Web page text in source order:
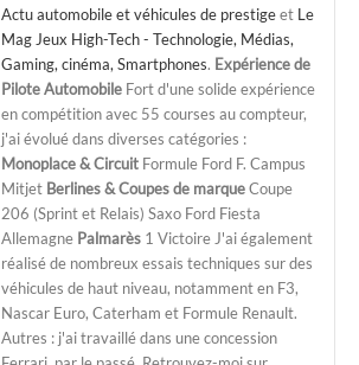
Actu automobile et véhicules de prestigeet Le
Mag Jeux High-Tech - Technologie, Médias,
Gaming, cinéma, Smartphones. Expérience de
Pilote Automobile Fort d'une solide expérience
en compétition avec 55 courses au compteur,
j'ai évolué dans diverses catégories :
Monoplace & Circuit Formule Ford F. Campus
Mitjet Berlines & Coupes de marqueCoupe
206 (Sprint et Relais) Saxo Ford Fiesta
Allemagne Palmarès 1 Victoire J'ai également
réalisé de nombreux essais techniques sur des
véhicules de haut niveau, notamment en F3,
Nascar Euro, Caterham et Formule Renault.
Autres : j'ai travaillé dans une concession